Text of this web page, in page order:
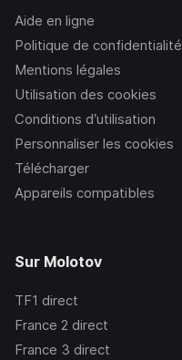
Aide en ligne
Politique de confidentialité
Mentions légales
Utilisation des cookies
Conditions d’utilisation
Personnaliser les cookies
Télécharger
Appareils compatibles
Sur Molotov
TF1 direct
France 2 direct
France 3 direct